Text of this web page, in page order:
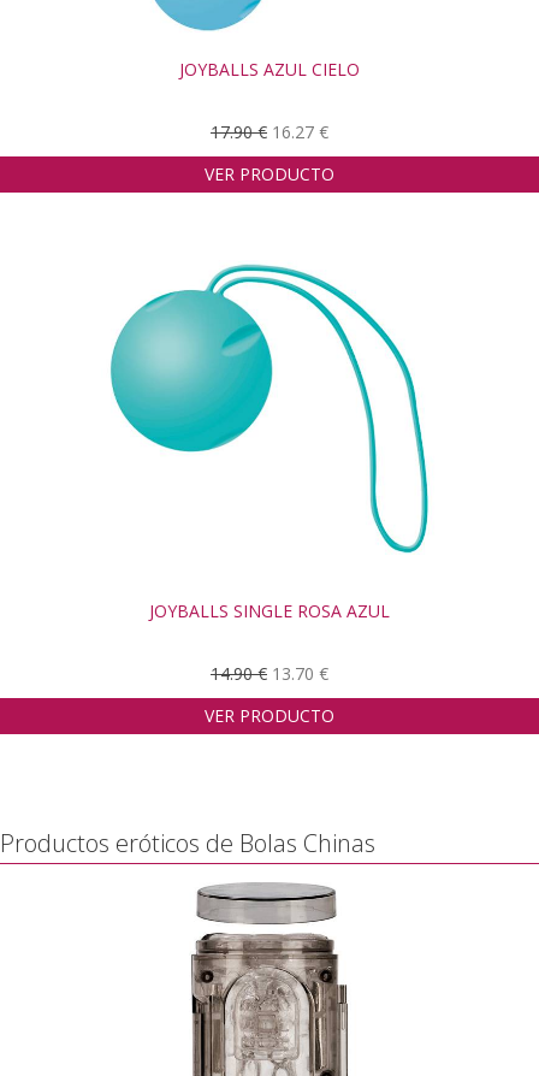
JOYBALLS AZUL CIELO
17.90 € 16.27 €
VER PRODUCTO
JOYBALLS SINGLE ROSA AZUL
14.90 € 13.70 €
VER PRODUCTO
Productos eróticos de Bolas Chinas